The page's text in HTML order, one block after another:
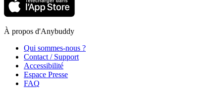
À propos d'Anybuddy
Qui sommes-nous ?
Contact / Support
Accessibilité
Espace Presse
FAQ